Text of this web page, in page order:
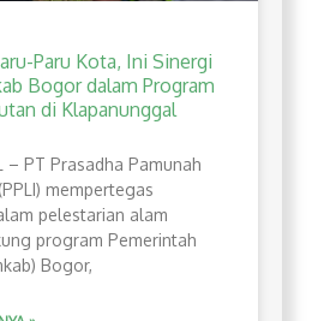
Paru Kota, Ini Sinergi
Bogor dalam Program
di Klapanunggal
– PT Prasadha Pamunah
mempertegas
pelestarian alam
program Pemerintah
Bogor,